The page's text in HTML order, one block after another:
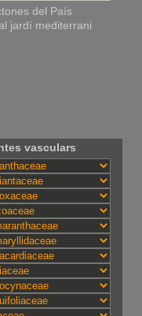
del País
jardí mediterrani
vasculars